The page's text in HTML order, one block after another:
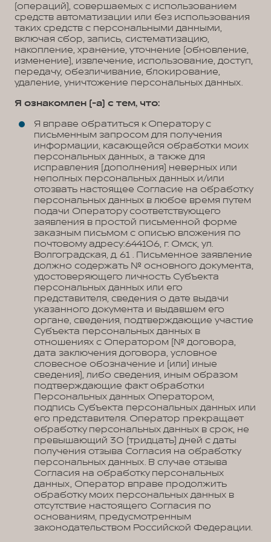
(операций), совершаемых с использованием
средств автоматизации или без использования
таких средств с персональными данными,
включая сбор, запись, систематизацию,
накопление, хранение, уточнение (обновление,
изменение), извлечение, использование, доступ,
передачу, обезличивание, блокирование,
удаление, уничтожение персональных данных.
Я ознакомлен (-а) с тем, что:
Я вправе обратиться к Оператору с
письменным запросом для получения
информации, касающейся обработки моих
персональных данных, а также для
исправления (дополнения) неверных или
неполных персональных данных и/или
отозвать настоящее Согласие на обработку
персональных данных в любое время путем
подачи Оператору соответствующего
заявления в простой письменной форме
заказным письмом с описью вложения по
почтовому адресу:644106, г. Омск, ул.
Волгоградская, д. 61 . Письменное заявление
должно содержать № основного документа,
удостоверяющего личность Субъекта
персональных данных или его
представителя, сведения о дате выдачи
указанного документа и выдавшем его
органе, сведения, подтверждающие участие
Субъекта персональных данных в
отношениях с Оператором (№ договора,
дата заключения договора, условное
словесное обозначение и (или) иные
сведения), либо сведения, иным образом
подтверждающие факт обработки
Персональных данных Оператором,
подпись Субъекта персональных данных или
его представителя. Оператор прекращает
обработку персональных данных в срок, не
превышающий 30 (тридцать) дней с даты
получения отзыва Согласия на обработку
персональных данных. В случае отзыва
Согласия на обработку персональных
данных, Оператор вправе продолжить
обработку моих персональных данных в
отсутствие настоящего Согласия по
основаниям, предусмотренным
законодательством Российской Федерации.